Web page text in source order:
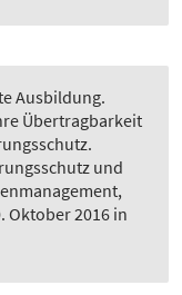
Ausbildung.
Übertragbarkeit
und
Oktober 2016 in